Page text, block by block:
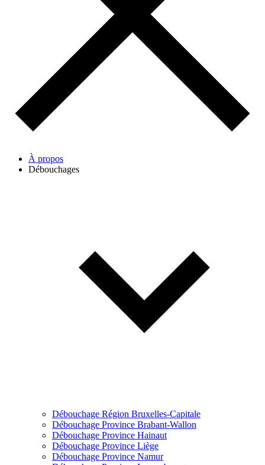
À propos
Débouchages
Débouchage Région Bruxelles-Capitale
Débouchage Province Brabant-Wallon
Débouchage Province Hainaut
Débouchage Province Liège
Débouchage Province Namur